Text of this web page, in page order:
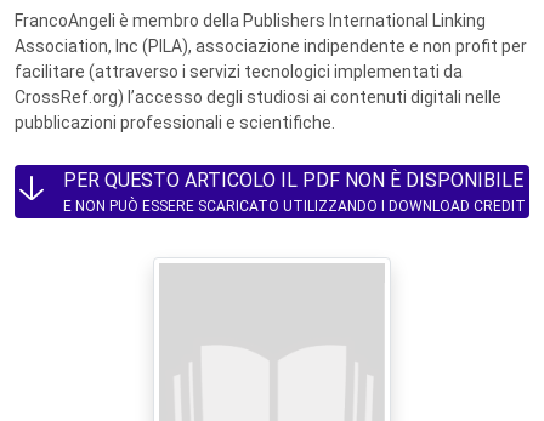
FrancoAngeli è membro della Publishers International Linking
Association, Inc (PILA), associazione indipendente e non profit per
facilitare (attraverso i servizi tecnologici implementati da
CrossRef.org) l’accesso degli studiosi ai contenuti digitali nelle
pubblicazioni professionali e scientifiche.
PER QUESTO ARTICOLO IL PDF NON È DISPONIBILE
E NON PUÒ ESSERE SCARICATO UTILIZZANDO I DOWNLOAD CREDIT